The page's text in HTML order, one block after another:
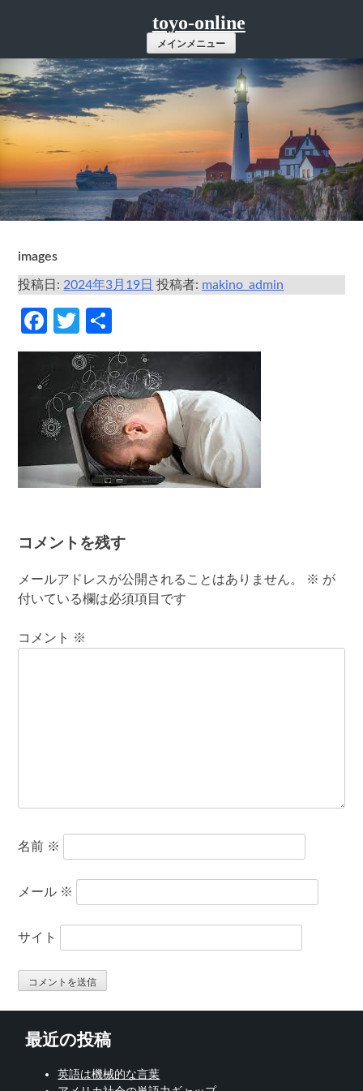
ツ
へ
ス
キ
ッ
プ
toyo-online
メインメニュー
images
投稿日: 2024年3月19日 投稿者: makino_admin
Facebook
Twitter
有
コメントを残す
メールアドレスが公開されることはありません。 ※ が
付いている欄は必須項目です
コメント ※
名前 ※
メール ※
サイト
最近の投稿
英語は機械的な言葉